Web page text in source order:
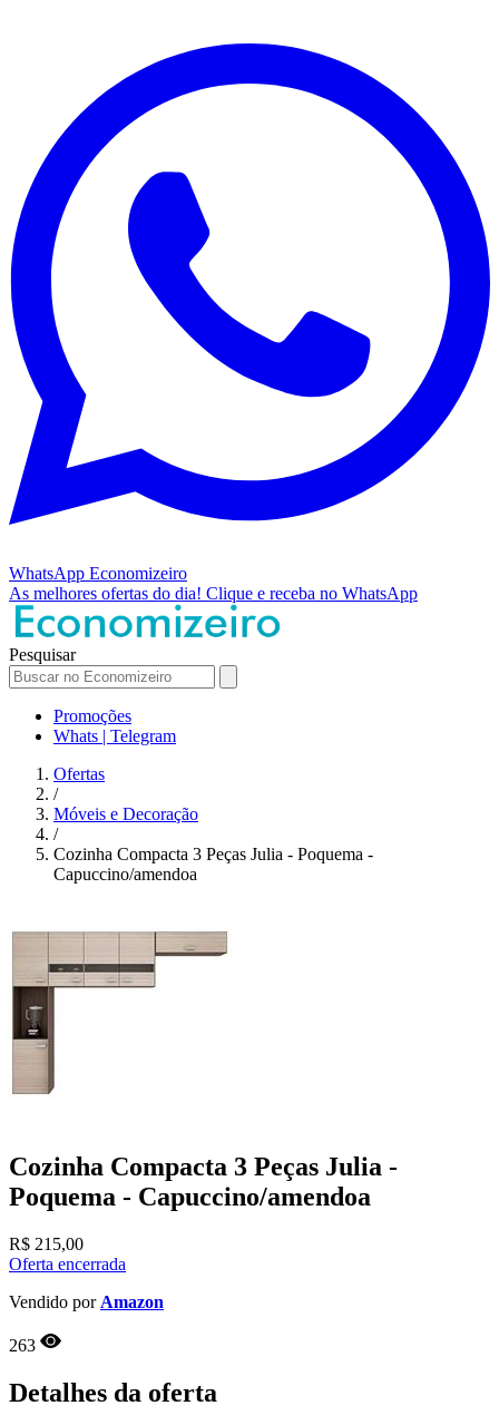
WhatsApp Economizeiro
As melhores ofertas do dia! Clique e receba no WhatsApp
Pesquisar
Promoções
Whats | Telegram
Ofertas
/
Móveis e Decoração
/
Cozinha Compacta 3 Peças Julia - Poquema -
Capuccino/amendoa
Cozinha Compacta 3 Peças Julia -
Poquema - Capuccino/amendoa
R$ 215,00
Oferta encerrada
Vendido por Amazon
263
Detalhes da oferta